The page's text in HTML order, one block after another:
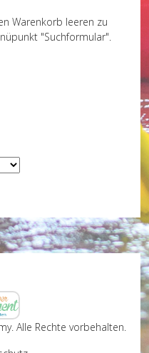
Warenkorb leeren zu
"Suchformular".
Alle Rechte vorbehalten.